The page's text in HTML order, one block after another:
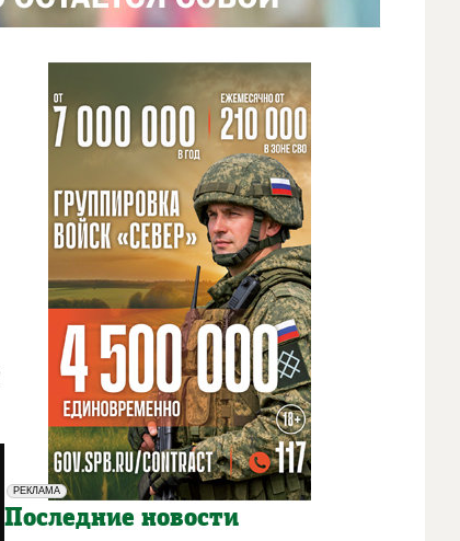
РЕКЛАМА
Социальная реклама
Последние новости